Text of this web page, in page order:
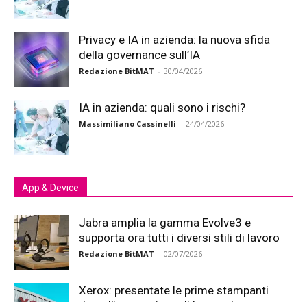
Privacy e IA in azienda: la nuova sfida
della governance sull’IA
Redazione BitMAT - 30/04/2026
IA in azienda: quali sono i rischi?
Massimiliano Cassinelli - 24/04/2026
App & Device
Jabra amplia la gamma Evolve3 e
supporta ora tutti i diversi stili di lavoro
Redazione BitMAT - 02/07/2026
Xerox: presentate le prime stampanti